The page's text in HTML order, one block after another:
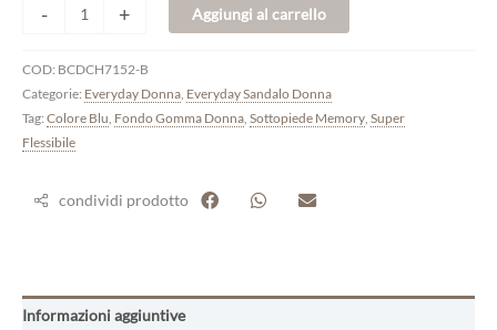
- + Aggiungi al carrello
COD: BCDCH7152-B
Categorie: Everyday Donna Everyday Sandalo Donna
Tag: Colore Blu Fondo Gomma Donna Sottopiede Memory Super
Flessibile
condividi prodotto
Informazioni aggiuntive